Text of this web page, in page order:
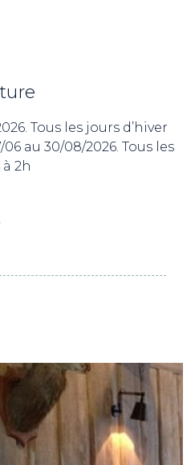
Tous les jours d’hiver
au 30/08/2026. Tous les
à 2h